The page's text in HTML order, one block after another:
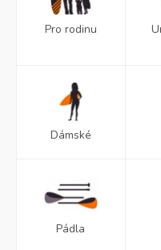
Pro rodinu
Dámské
Pádla